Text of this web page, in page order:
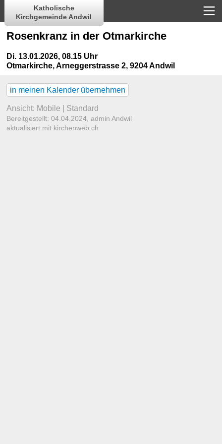
Katholische
Kirchgemeinde Andwil
Rosenkranz in der Otmarkirche
Di. 13.01.2026, 08.15 Uhr
Otmarkirche,Arneggerstrasse 2, 9204 Andwil
in meinen Kalender übernehmen
Ansicht: Mobile Standard
Bereitgestellt: 04.04.2024,admin Andwil
aktualisiert mit kirchenweb.ch